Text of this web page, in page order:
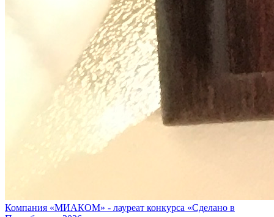
Компания «МИАКОМ» - лауреат конкурса «Сделано в